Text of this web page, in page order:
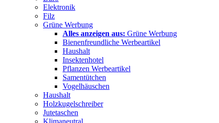
Elektronik
Filz
Grüne Werbung
Alles anzeigen aus: Grüne Werbung
Bienenfreundliche Werbeartikel
Haushalt
Insektenhotel
Pflanzen Werbeartikel
Samentütchen
Vogelhäuschen
Haushalt
Holzkugelschreiber
Jutetaschen
Klimaneutral